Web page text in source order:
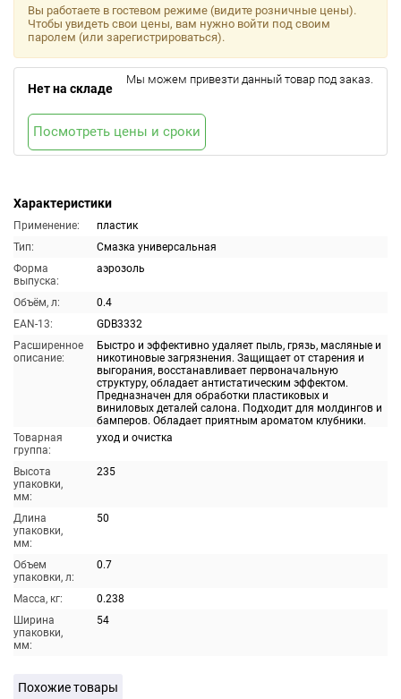
Характеристики
Применение:
пластик
Тип:
Смазка универсальная
Форма
выпуска:
аэрозоль
Объём, л:
0.4
EAN-13:
GDB3332
Расширенное
описание:
Быстро и эффективно удаляет пыль, грязь, масляные и
никотиновые загрязнения. Защищает от старения и
выгорания, восстанавливает первоначальную
структуру, обладает антистатическим эффектом.
Предназначен для обработки пластиковых и
виниловых деталей салона. Подходит для молдингов и
бамперов. Обладает приятным ароматом клубники.
Товарная
группа:
уход и очистка
Высота
упаковки,
мм:
235
Длина
упаковки,
мм:
50
Объем
упаковки, л:
0.7
Масса, кг:
0.238
Ширина
упаковки,
мм:
54
Вы работаете в гостевом режиме (видите розничные цены).
Чтобы увидеть свои цены, вам нужно войти под своим
паролем (или зарегистрироваться).
Нет на складе
Мы можем привезти данный товар под заказ.
Посмотреть цены и сроки
Похожие товары